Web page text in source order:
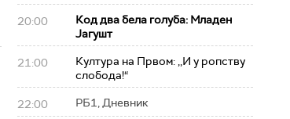
20:00
Код два бела голуба: Младен
Јагушт
21:00
Култура на Првом: ,,И у ропству
слобода!“
22:00 РБ1, Дневник